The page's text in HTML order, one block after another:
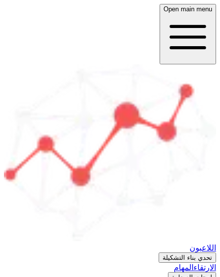
Open main menu
اللاعبون
تحدي بناء التشكيلة
الارتقاء المهام